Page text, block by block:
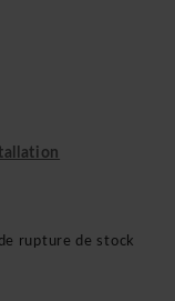
rupture de stock